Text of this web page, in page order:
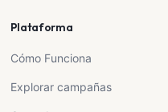
Plataforma
Cómo Funciona
Explorar campañas